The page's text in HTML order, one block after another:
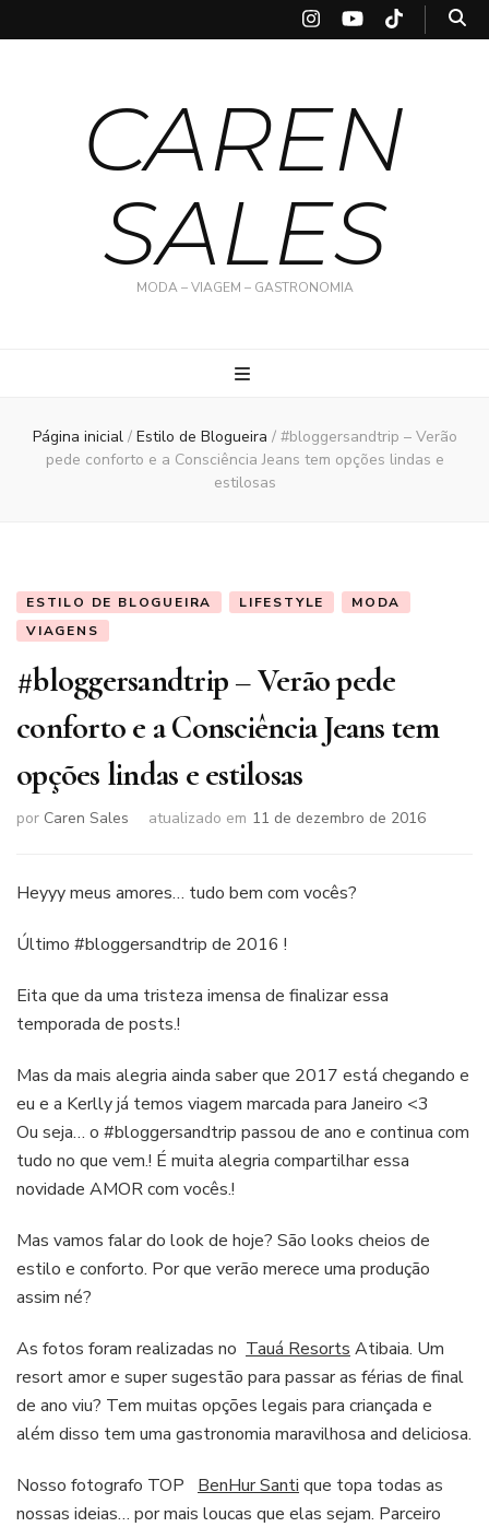
CAREN
SALES
MODA – VIAGEM – GASTRONOMIA
Página inicial / Estilo de Blogueira / #bloggersandtrip – Verão
pede conforto e a Consciência Jeans tem opções lindas e
estilosas
ESTILO DE BLOGUEIRA LIFESTYLE
MODA
VIAGENS
#bloggersandtrip – Verão pede
conforto e a Consciência Jeans tem
opções lindas e estilosas
por Caren Sales atualizado em 11 de dezembro de 2016
Heyyy meus amores… tudo bem com vocês?
Último #bloggersandtrip de 2016 !
Eita que da uma tristeza imensa de finalizar essa
temporada de posts.!
Mas da mais alegria ainda saber que 2017 está chegando e
eu e a Kerlly já temos viagem marcada para Janeiro <3
Ou seja… o #bloggersandtrip passou de ano e continua com
tudo no que vem.! É muita alegria compartilhar essa
novidade AMOR com vocês.!
Mas vamos falar do look de hoje? São looks cheios de
estilo e conforto. Por que verão merece uma produção
assim né?
As fotos foram realizadas no Tauá Resorts Atibaia. Um
resort amor e super sugestão para passar as férias de final
de ano viu? Tem muitas opções legais para criançada e
além disso tem uma gastronomia maravilhosa and deliciosa.
Nosso fotografo TOP BenHur Santi que topa todas as
nossas ideias… por mais loucas que elas sejam. Parceiro